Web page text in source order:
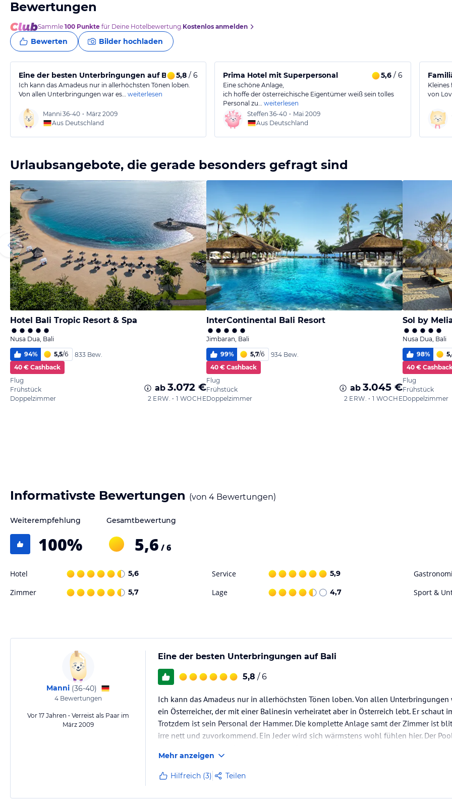
Bewertungen
Sammle 100 Punkte für Deine Hotelbewertung.Kostenlos anmelden
Bewerten Bilder hochladen
Eine der besten Unterbringungen auf Bali5,8 / 6
Ich kann das Amadeus nur in allerhöchsten Tönen loben.
Von allen Unterbringungen war es… weiterlesen
Manni 36-40 • März 2009
Aus Deutschland
Prima Hotel mit Superpersonal 5,6/ 6
Eine schöne Anlage,
ich hoffe der österreichische Eigentümer weiß sein tolles
Personal zu… weiterlesen
Steffen 36-40 • Mai 2009
Aus Deutschland
von
Urlaubsangebote, die gerade besonders gefragt sind
Hotel Bali Tropic Resort & Spa
Nusa Dua, Bali
94% 5,5/6
833 Bew.
40 € Cashback
Flug
Frühstück
Doppelzimmer
ab 3.072 €
2 ERW. • 1 WOCHE
InterContinental Bali Resort
Jimbaran, Bali
99% 5,7/6
934 Bew.
40 € Cashback
Flug
Frühstück
Doppelzimmer
ab 3.045 €
2 ERW. • 1 WOCHE
Sol by
Nusa Dua, Bali
98%
40 €
Flug
Frühstück
Doppelzimmer
Informativste Bewertungen (von 4 Bewertungen)
Weiterempfehlung
100%
Gesamtbewertung
5,6 / 6
Hotel 5,6 Service 5,9
Zimmer 5,7 Lage 4,7 Sport &
Manni (36-40)
4 Bewertungen
Vor 17 Jahren • Verreist als Paar im
März 2009
Eine der besten Unterbringungen auf Bali
5,8 / 6
Ich kann das Amadeus nur in allerhöchsten Tönen loben. Von allen Unterbringungen
ein Österreicher, der mit einer Balinesin verheiratet aber in Österreich lebt. Er schaut
Trotzdem ist sein Personal der Hammer. Die komplette Anlage samt der Zimmer ist
irre nett und zuvorkommend. Ein Jeder wird sich wärmstens wohl fühlen hier. Der
Mehr anzeigen
Hilfreich (3) Teilen